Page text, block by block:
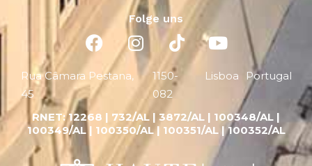
Folge uns
Rua Câmara Pestana,
45
1150-
082
Lisboa Portugal
RNET:12268 | 732/AL | 3872/AL | 100348/AL |
100349/AL | 100350/AL | 100351/AL | 100352/AL